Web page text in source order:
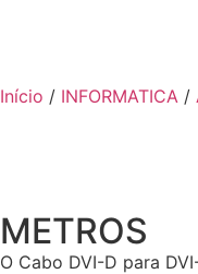
Início / INFORMATICA /
METROS
O Cabo DVI-D para